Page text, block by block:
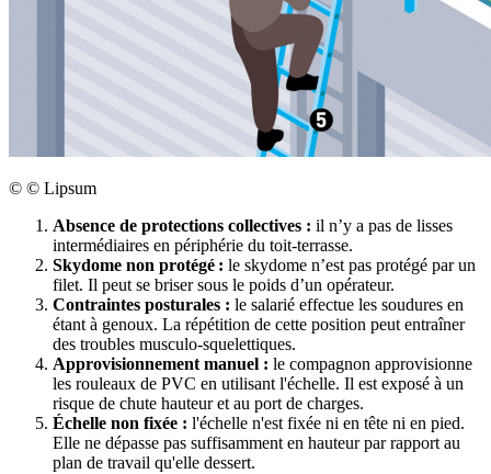
© © Lipsum
Absence de protections collectives : il n’y a pas de lisses
intermédiaires en périphérie du toit-terrasse.
Skydome non protégé : le skydome n’est pas protégé par un
filet. Il peut se briser sous le poids d’un opérateur.
Contraintes posturales : le salarié effectue les soudures en
étant à genoux. La répétition de cette position peut entraîner
des troubles musculo-squelettiques.
Approvisionnement manuel : le compagnon approvisionne
les rouleaux de PVC en utilisant l'échelle. Il est exposé à un
risque de chute hauteur et au port de charges.
Échelle non fixée : l'échelle n'est fixée ni en tête ni en pied.
Elle ne dépasse pas suffisamment en hauteur par rapport au
plan de travail qu'elle dessert.